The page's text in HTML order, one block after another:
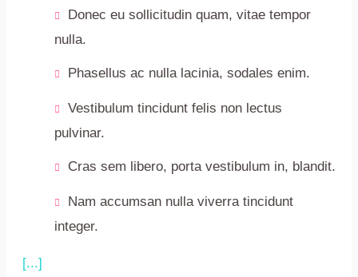
Donec eu sollicitudin quam, vitae tempor
nulla.
Phasellus ac nulla lacinia, sodales enim.
Vestibulum tincidunt felis non lectus
pulvinar.
Cras sem libero, porta vestibulum in, blandit.
Nam accumsan nulla viverra tincidunt
integer.
[...]